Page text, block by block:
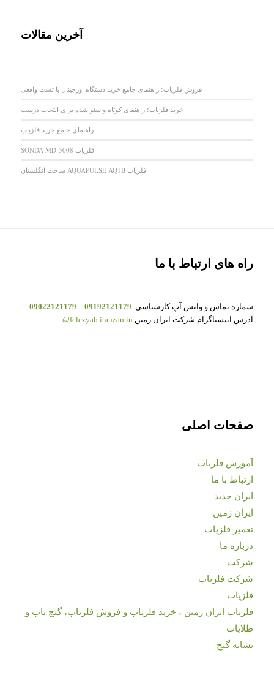
آخرین مقالات
فروش فلزیاب؛ راهنمای جامع خرید دستگاه اورجینال با تست واقعی
خرید فلزیاب؛ راهنمای کوتاه و سئو شده برای انتخاب درست
راهنمای جامع خرید فلزیاب
فلزیاب SONDA MD-5008
فلزیاب AQUAPULSE AQ1B ساخت انگلستان
راه های ارتباط با ما
شماره تماس و واتس آپ کارشناسی 09192121179
-
09022121179
آدرس اینستاگرام شرکت ایران زمین felezyab.iranzamin@
صفحات اصلی
آموزش فلزیاب
ارتباط با ما
ایران جدید
ایران زمین
تعمیر فلزیاب
درباره ما
شرکت
شرکت فلزیاب
فلزیاب
فلزیاب ایران زمین ، خرید فلزیاب و فروش فلزیاب، گنج یاب و
طلایاب
نشانه گنج